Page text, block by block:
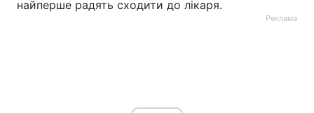
найперше радять сходити до лікаря.
Реклама